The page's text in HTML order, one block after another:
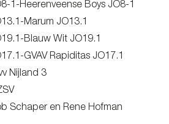
1-Heerenveense Boys JO8-1
Marum JO13.1
Blauw Wit JO19.1
GVAV Rapiditas JO17.1
Nijland 3
Schaper en Rene Hofman